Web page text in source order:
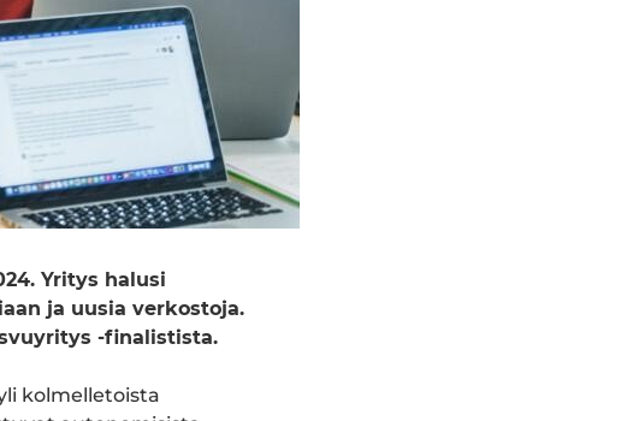
Yritys halusi
ja uusia verkostoja.
-finalistista.
kolmelletoista